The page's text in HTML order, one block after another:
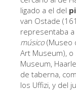
ligado a el del
van Ostade
representaba
músico (Museo
Art Museum), o
Museum,
de taberna,
los Uffizi, y del